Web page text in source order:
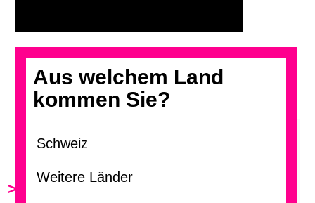
Aus welchem Land
kommen Sie?
<
>